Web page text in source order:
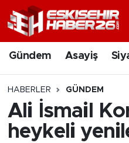
Gündem Asayiş
HABERLER GÜNDEM
Ali İsmail
heykeli
Gündem
Asayiş
Siyaset
Spor
Nöbetçi Eczaneler
Hava Durumu
Trafik Durumu
Süper Lig Puan